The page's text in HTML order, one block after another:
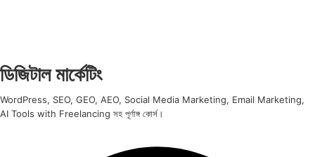
ডিজিটাল মার্কেটিং
WordPress, SEO, GEO, AEO, Social Media Marketing, Email Marketing,
AI Tools with Freelancing সহ পূর্ণাঙ্গ কোর্স।